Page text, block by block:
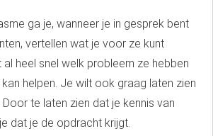
ga je, wanneer je in gesprek bent
vertellen wat je voor ze kunt
al heel snel welk probleem ze hebben
helpen. Je wilt ook graag laten zien
te laten zien dat je kennis van
dat je de opdracht krijgt.